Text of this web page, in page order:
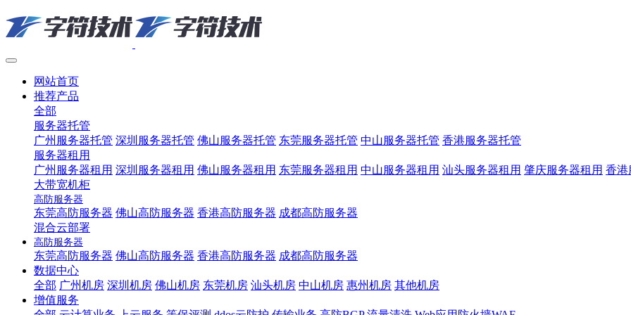
网站首页
推荐产品
全部
服务器托管
广州服务器托管 深圳服务器托管 佛山服务器托管 东莞服务器托管 中山服务器托管 香港服务器托管
服务器租用
广州服务器租用 深圳服务器租用 佛山服务器租用 东莞服务器租用 中山服务器租用 汕头服务器租用 肇庆服务器租用 香港
大带宽机柜
高防服务器
东莞高防服务器 佛山高防服务器 香港高防服务器 成都高防服务器
混合云部署
高防服务器
东莞高防服务器 佛山高防服务器 香港高防服务器 成都高防服务器
数据中心
全部 广州机房 深圳机房 佛山机房 东莞机房 汕头机房 中山机房 惠州机房 其他机房
增值服务